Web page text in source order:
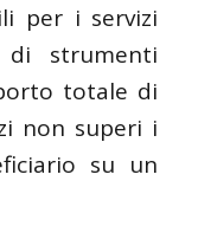
per i servizi
di strumenti
totale di
non superi i
su un